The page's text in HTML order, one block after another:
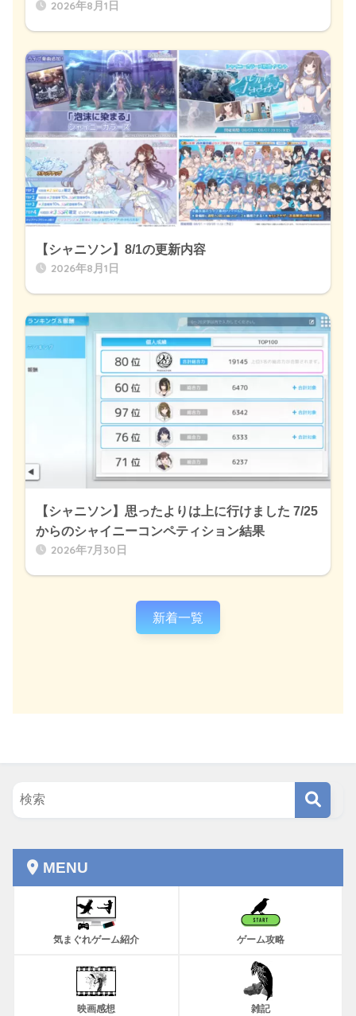
2026年8月1日
【シャニソン】8/1の更新内容
2026年8月1日
【シャニソン】思ったよりは上に行けました 7/25
からのシャイニーコンペティション結果
2026年7月30日
新着一覧
MENU
気まぐれゲーム紹介 ゲーム攻略
映画感想 雑記